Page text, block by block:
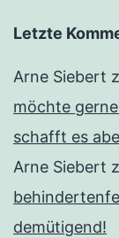
Letzte
Arne Siebert
möchte
schafft es
Arne Siebert
demütigend!